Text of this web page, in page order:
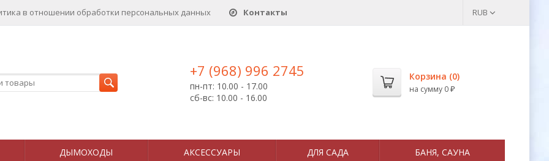
в отношении обработки персональных данныx Контакты RUB
+7 (968) 996 2745
пн-пт: 10.00 - 17.00
сб-вс: 10.00 - 16.00
Корзина (0)
на сумму 0 ₽
ДЫМОХОДЫ АКСЕССУАРЫ ДЛЯ САДА БАНЯ, САУНА